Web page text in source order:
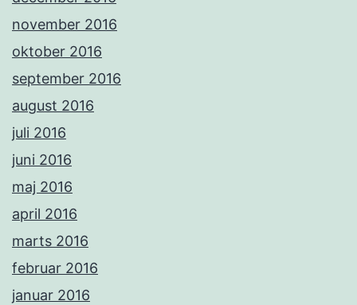
november 2016
oktober 2016
september 2016
august 2016
juli 2016
juni 2016
maj 2016
april 2016
marts 2016
februar 2016
januar 2016